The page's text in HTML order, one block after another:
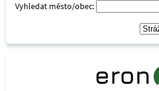
Vyhledat město/obec: